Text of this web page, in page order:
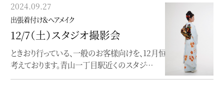
2024.09.27
出張着付け＆ヘアメイク
12/7（土）スタジオ撮影会
ときおり行っている、一般のお客様向けを、12月恒例にしたいと
考えております。青山一丁目駅近くのスタジ…
2019.01.16
出張着付け＆ヘアメイク
成人の日2019
こちらのお嬢さんは、成人式当日と前撮り両方をお手伝いさせて
頂きました。すっきりとした柄付の振袖に、…